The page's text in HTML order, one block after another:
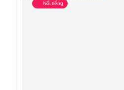
Nổi tiếng